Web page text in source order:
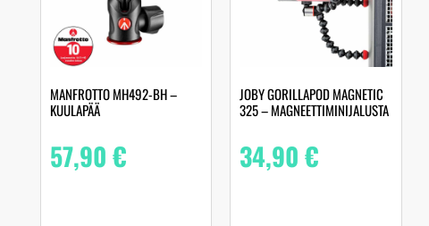
MANFROTTO MH492-BH –
KUULAPÄÄ
57,90€
JOBY GORILLAPOD MAGNETIC
325 – MAGNEETTIMINIJALUSTA
34,90€